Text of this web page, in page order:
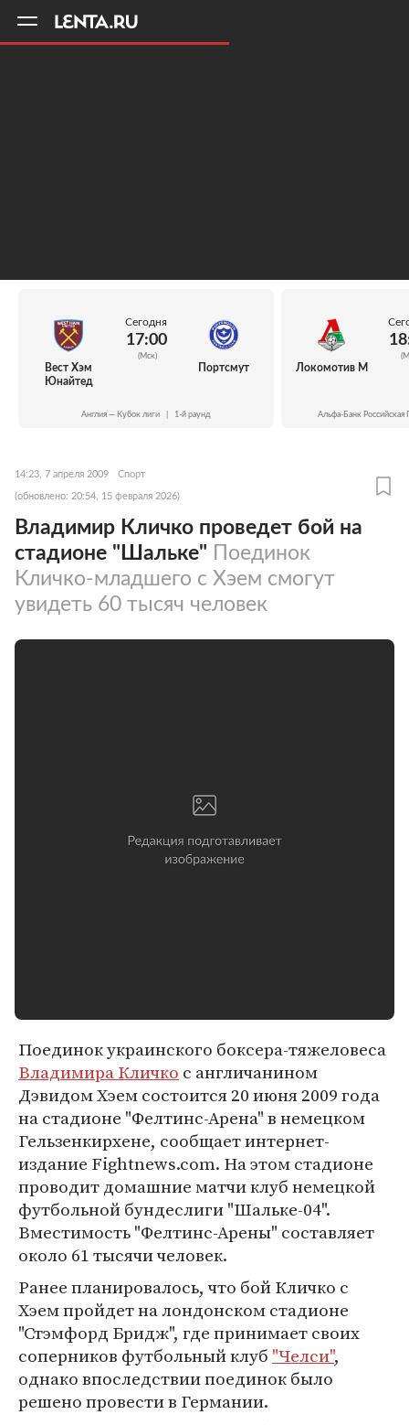
Вест Хэм
Юнайтед
Сегодня
17:00
(Мск)
Портсмут
Англия — Кубок лиги 1-й раунд
Локомотив М
Альфа-Банк Российская
14:23, 7 апреля 2009 Спорт
(обновлено: 20:54, 15 февраля 2026)
Владимир Кличко проведет бой на
стадионе "Шальке" Поединок
Кличко-младшего с Хэем смогут
увидеть 60 тысяч человек
Поединок украинского боксера-тяжеловеса
Владимира Кличко с англичанином
Дэвидом Хэем состоится 20 июня 2009 года
на стадионе "Фелтинс-Арена" в немецком
Гельзенкирхене, сообщает интернет-
издание Fightnews.com. На этом стадионе
проводит домашние матчи клуб немецкой
футбольной бундеслиги "Шальке-04".
Вместимость "Фелтинс-Арены" составляет
около 61 тысячи человек.
Ранее планировалось, что бой Кличко с
Хэем пройдет на лондонском стадионе
"Стэмфорд Бридж", где принимает своих
соперников футбольный клуб "Челси",
однако впоследствии поединок было
решено провести в Германии.